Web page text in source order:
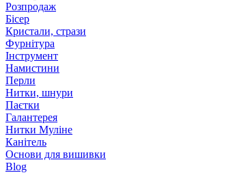
Розпродаж
Бісер
Кристали, стрази
Фурнітура
Інструмент
Намистини
Перли
Нитки, шнури
Паєтки
Галантерея
Нитки Муліне
Канітель
Основи для вишивки
Blog